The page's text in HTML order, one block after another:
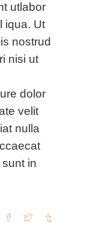
utlabor
iqua. Ut
nostrud
nisi ut
dolor
velit
nulla
in